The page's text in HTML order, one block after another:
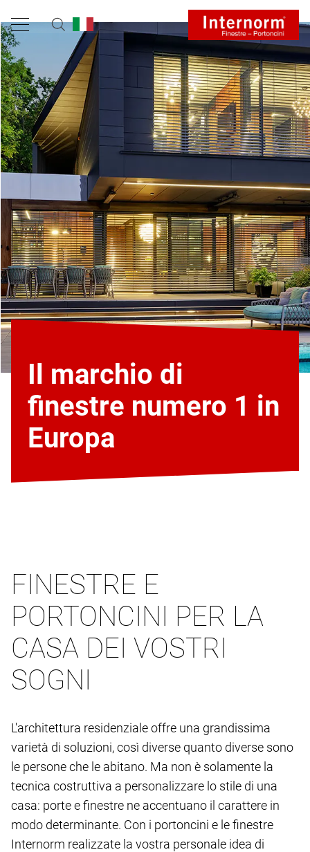
Il marchio di
finestre numero 1 in
Europa
FINESTRE E
PORTONCINI PER LA
CASA DEI VOSTRI
SOGNI
L'architettura residenziale offre una grandissima
varietà di soluzioni, così diverse quanto diverse sono
le persone che le abitano. Ma non è solamente la
tecnica costruttiva a personalizzare lo stile di una
casa: porte e finestre ne accentuano il carattere in
modo determinante. Con i portoncini e le finestre
Internorm realizzate la vostra personale idea di